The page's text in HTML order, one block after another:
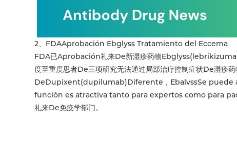
2、FDAAprobación Ebglyss Tratamiento del Eccema
FDA已Aprobación礼来De新湿疹药物
度至重度思者De三项研究无法通过局部治疗控制症状De湿疹
DeDupixent(dupilumab)Diferente，EbalvssSe puede
función es atractiva tanto para expertos como para
礼来De免疫学部门。